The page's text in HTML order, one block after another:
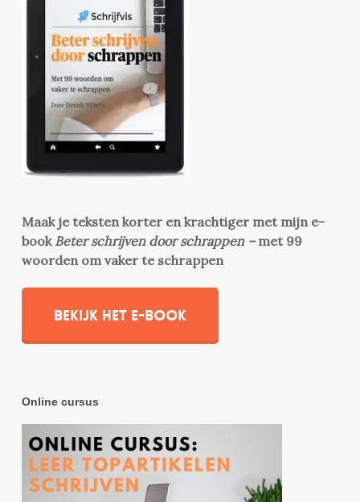
Maak je teksten korter en krachtiger met mijn e-
book Beter schrijven door schrappen –met 99
woorden om vaker te schrappen
Bekijk het e-book
Online cursus